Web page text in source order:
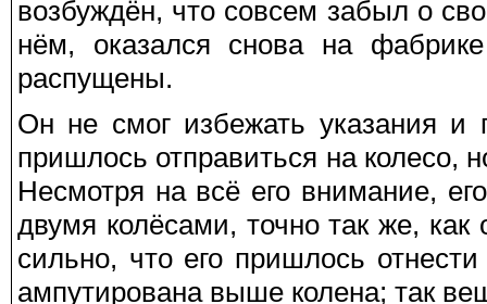
возбуждён, что совсем забыл о
нём, оказался снова на
распущены.
Он не смог избежать указания и
пришлось отправиться на
Несмотря на всё его внимание,
двумя колёсами, точно так же,
сильно, что его пришлось
ампутирована выше колена; так